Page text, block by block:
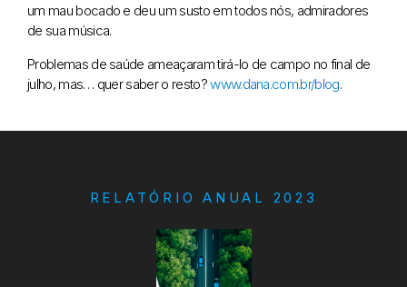
um mau bocado e deu um susto em todos nós, admiradores
de sua música.
Problemas de saúde ameaçaram tirá-lo de campo no final de
julho, mas… quer saber o resto?www.dana.com.br/blog.
RELATÓRIO ANUAL 2023